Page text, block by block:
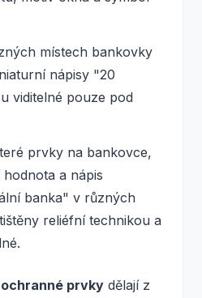
místech bankovky
nápisy "20
viditelné pouze pod
prvky na bankovce,
a nápis
banka" v různých
reliéfní technikou a
prvky dělají z